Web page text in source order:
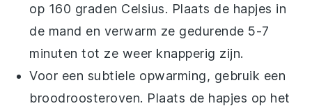
op 160 graden Celsius. Plaats de hapjes in
de mand en verwarm ze gedurende 5-7
minuten tot ze weer knapperig zijn.
Voor een subtiele opwarming, gebruik een
broodroosteroven. Plaats de hapjes op het